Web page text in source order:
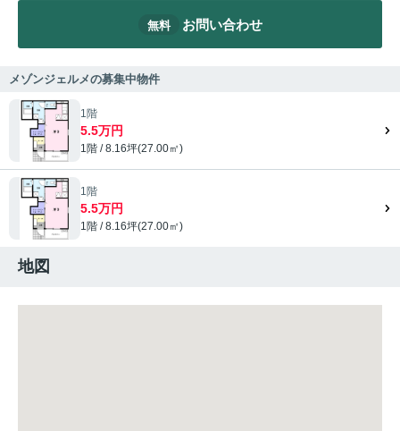
無料 お問い合わせ
メゾンジェルメの募集中物件
1階
5.5万円
1階 / 8.16坪(27.00㎡)
1階
5.5万円
1階 / 8.16坪(27.00㎡)
地図